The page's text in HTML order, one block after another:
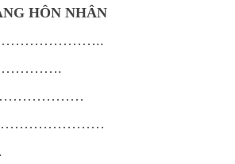
HÔN NHÂN